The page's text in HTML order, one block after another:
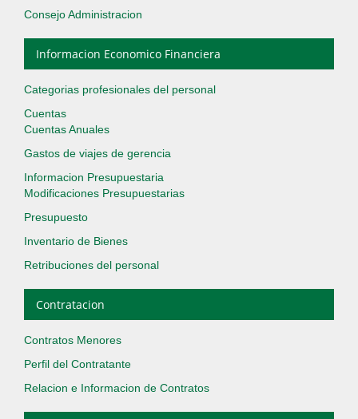
Consejo Administracion
Informacion Economico Financiera
Categorias profesionales del personal
Cuentas
Cuentas Anuales
Gastos de viajes de gerencia
Informacion Presupuestaria
Modificaciones Presupuestarias
Presupuesto
Inventario de Bienes
Retribuciones del personal
Contratacion
Contratos Menores
Perfil del Contratante
Relacion e Informacion de Contratos